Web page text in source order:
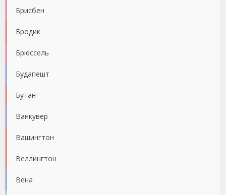
Брисбен
Бродик
Брюссель
Будапешт
Бутан
Ванкувер
Вашингтон
Веллингтон
Вена